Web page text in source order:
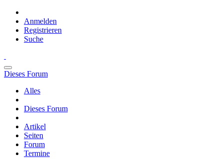
Anmelden
Registrieren
Suche
Dieses Forum
Alles
Dieses Forum
Artikel
Seiten
Forum
Termine